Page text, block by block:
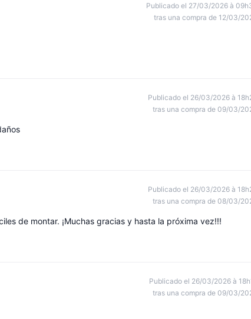
Publicado el 27/03/2026 à
tras una compra de 12/03/
Publicado el 26/03/2026 à
tras una compra de 09/03/
Publicado el 26/03/2026 à
tras una compra de 08/03/
de montar. ¡Muchas gracias y hasta la próxima vez!!!
Publicado el 26/03/2026 à
tras una compra de 09/03/